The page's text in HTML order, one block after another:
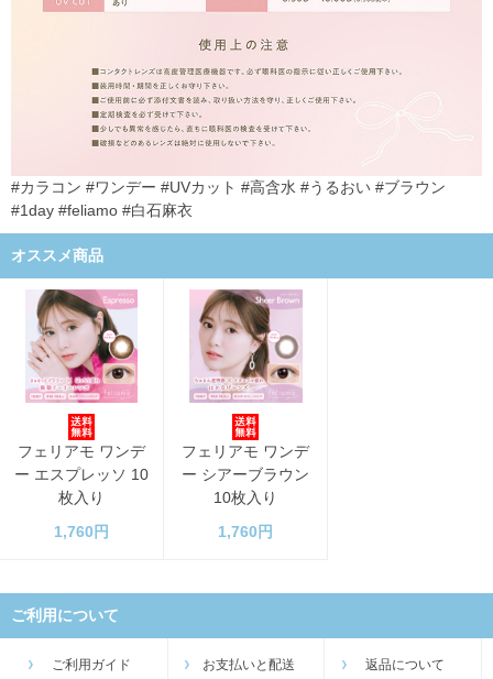
#カラコン #ワンデー #UVカット #高含水 #うるおい #ブラウン
#1day #feliamo #白石麻衣
オススメ商品
フェリアモ ワンデ
ー エスプレッソ 10
枚入り
1,760円
フェリアモ ワンデ
ー シアーブラウン
10枚入り
1,760円
ご利用について
ご利用ガイド お支払いと配送 返品について